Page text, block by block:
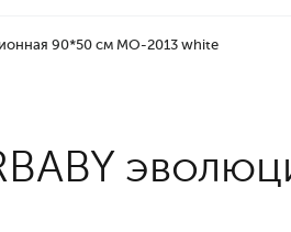
90*50 см МО-2013 white